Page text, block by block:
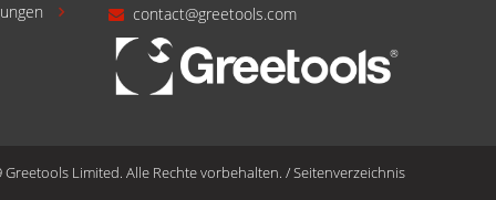
  contact@greetools.com
Greetools Limited. Alle Rechte vorbehalten. /Seitenverzeichnis